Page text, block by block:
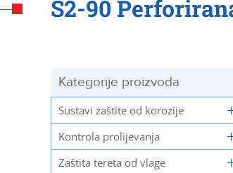
S2-90
Kategorije proizvoda
Sustavi zaštite od korozije
Kontrola prolijevanja
Zaštita tereta od vlage